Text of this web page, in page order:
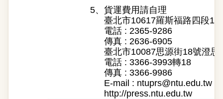
5、 貨運費用請自理
臺北市10617羅斯福路四段1號
電話 : 2365-9286
傳真 : 2636-6905
臺北市10087思源街18號澄思
電話 : 3366-3993轉18
傳真 : 3366-9986
E-mail : ntuprs@ntu.edu.tw
http://press.ntu.edu.tw